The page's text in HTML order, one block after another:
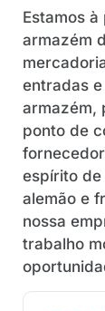
Estamos
armazém
entradas
armazém,
ponto de
espírito de
alemão e
nossa
trabalho